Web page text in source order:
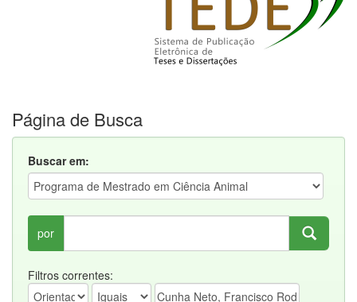
Página de Busca
Buscar em:
por
Filtros correntes: